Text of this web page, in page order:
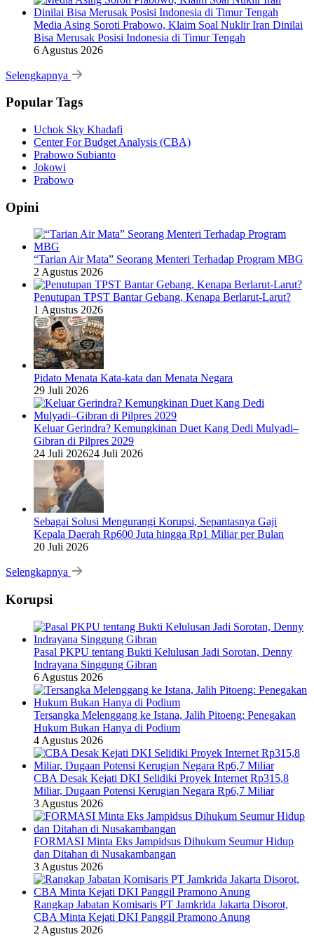
Media Asing Soroti Prabowo, Klaim Soal Nuklir Iran Dinilai
Bisa Merusak Posisi Indonesia di Timur Tengah
6 Agustus 2026
Selengkapnya
Popular Tags
Uchok Sky Khadafi
Center For Budget Analysis (CBA)
Prabowo Subianto
Jokowi
Prabowo
Opini
“Tarian Air Mata” Seorang Menteri Terhadap Program MBG
2 Agustus 2026
Penutupan TPST Bantar Gebang, Kenapa Berlarut-Larut?
1 Agustus 2026
Pidato Menata Kata-kata dan Menata Negara
29 Juli 2026
Keluar Gerindra? Kemungkinan Duet Kang Dedi Mulyadi–
Gibran di Pilpres 2029
24 Juli 202624 Juli 2026
Sebagai Solusi Mengurangi Korupsi, Sepantasnya Gaji
Kepala Daerah Rp600 Juta hingga Rp1 Miliar per Bulan
20 Juli 2026
Selengkapnya
Korupsi
Pasal PKPU tentang Bukti Kelulusan Jadi Sorotan, Denny
Indrayana Singgung Gibran
6 Agustus 2026
Tersangka Melenggang ke Istana, Jalih Pitoeng: Penegakan
Hukum Bukan Hanya di Podium
4 Agustus 2026
CBA Desak Kejati DKI Selidiki Proyek Internet Rp315,8
Miliar, Dugaan Potensi Kerugian Negara Rp6,7 Miliar
3 Agustus 2026
FORMASI Minta Eks Jampidsus Dihukum Seumur Hidup
dan Ditahan di Nusakambangan
3 Agustus 2026
Rangkap Jabatan Komisaris PT Jamkrida Jakarta Disorot,
CBA Minta Kejati DKI Panggil Pramono Anung
2 Agustus 2026